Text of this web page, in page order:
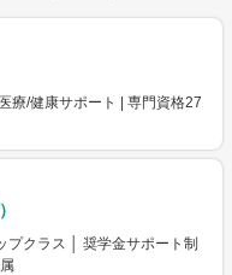
療/健康サポート | 専門資格27
プクラス │ 奨学金サポート制